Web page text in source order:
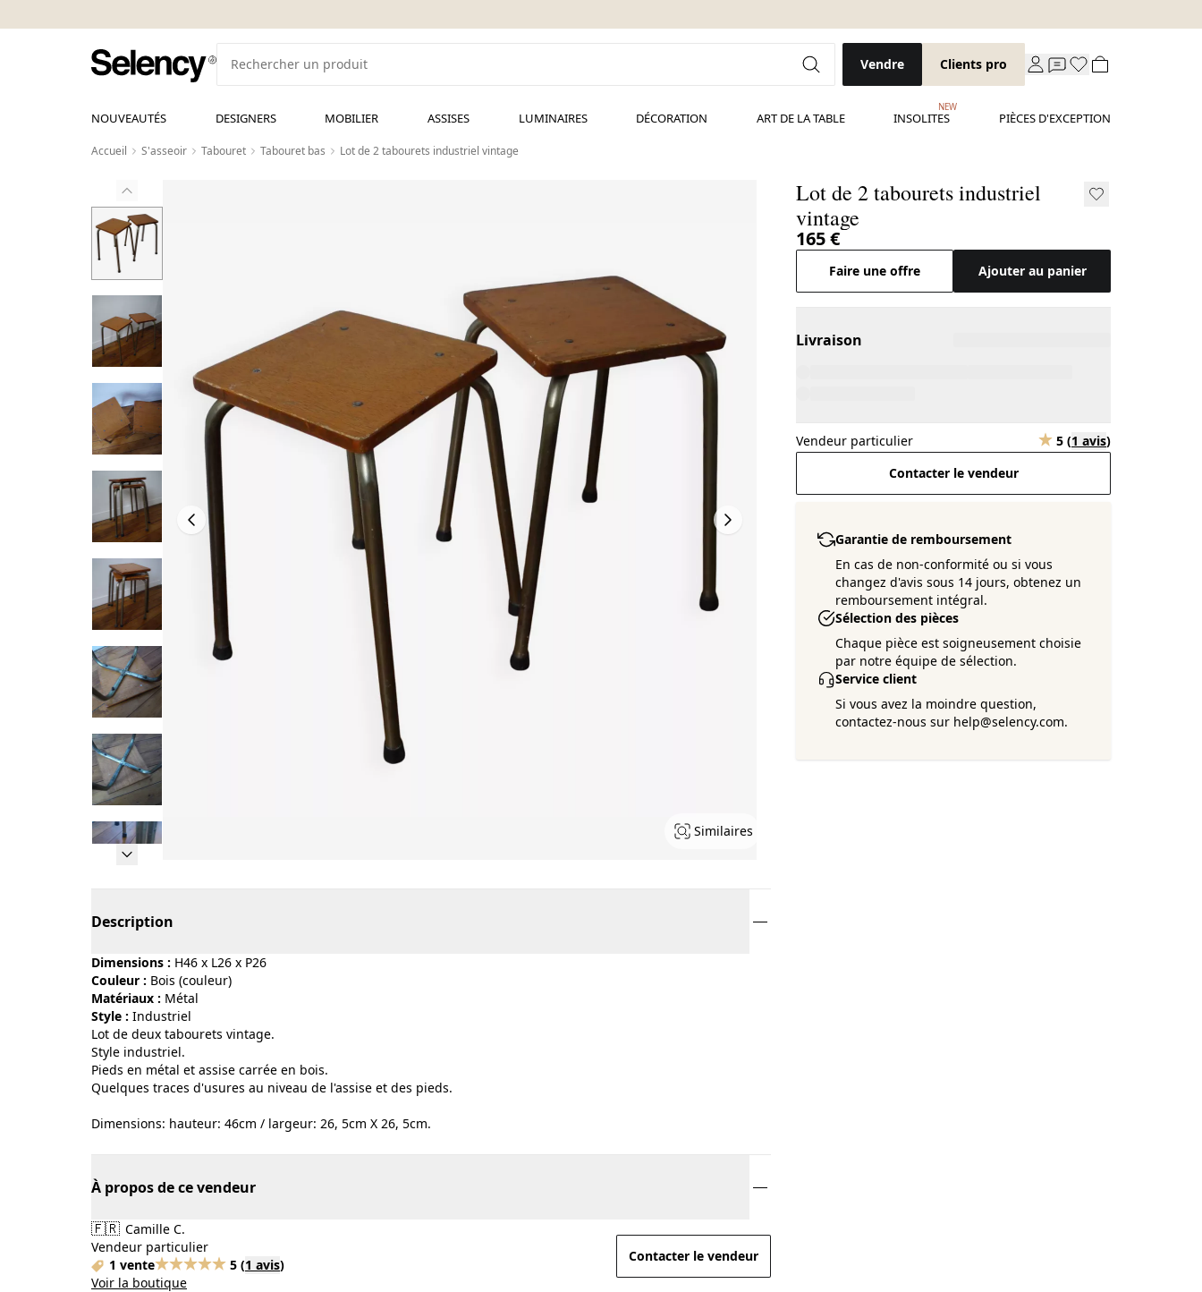
Vendre Clients pro
NOUVEAUTÉS DESIGNERS MOBILIER ASSISES LUMINAIRES DÉCORATION ART DE LA TABLE INSOLITES
NEW
PIÈCES D'EXCEPTION
Accueil S'asseoir Tabouret Tabouret bas Lot de 2 tabourets industriel vintage
Similaires
Lot de 2 tabourets industriel
vintage
165 €
Faire une offre Ajouter au panier
Livraison
Vendeur particulier 5 (1 avis)
Contacter le vendeur
Garantie de remboursement
En cas de non-conformité ou si vous
changez d'avis sous 14 jours, obtenez un
remboursement intégral.
Sélection des pièces
Chaque pièce est soigneusement choisie
par notre équipe de sélection.
Service client
Si vous avez la moindre question,
contactez-nous sur help@selency.com.
Description
Dimensions : H46 x L26 x P26
Couleur :
bois (couleur)
Matériaux :
métal
Style : industriel
Lot de deux tabourets vintage.
Style industriel.
Pieds en métal et assise carrée en bois.
Quelques traces d'usures au niveau de l'assise et des pieds.
Dimensions: hauteur: 46cm / largeur: 26, 5cm X 26, 5cm.
À propos de ce vendeur
🇫🇷 Camille C.
Vendeur particulier
1 vente
5 (1 avis)
Voir la boutique
Contacter le vendeur